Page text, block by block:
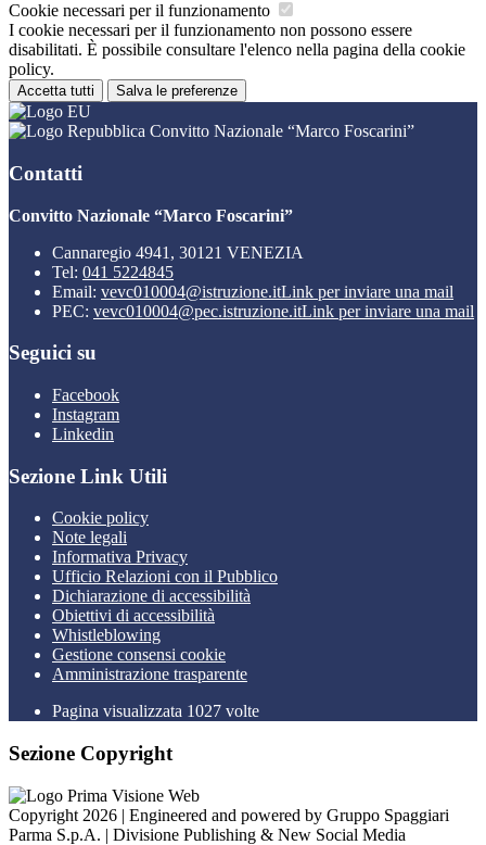
Cookie necessari per il funzionamento
I cookie necessari per il funzionamento non possono essere
disabilitati. È possibile consultare l'elenco nella pagina della cookie
policy.
Accetta tutti Salva le preferenze
Convitto Nazionale “Marco Foscarini”
Contatti
Convitto Nazionale “Marco Foscarini”
Cannaregio 4941, 30121 VENEZIA
Tel: 041 5224845
Email: vevc010004@istruzione.itLink per inviare una mail
PEC: vevc010004@pec.istruzione.itLink per inviare una mail
Seguici su
Facebook
Instagram
Linkedin
Sezione Link Utili
Cookie policy
Note legali
Informativa Privacy
Ufficio Relazioni con il Pubblico
Dichiarazione di accessibilità
Obiettivi di accessibilità
Whistleblowing
Gestione consensi cookie
Amministrazione trasparente
Pagina visualizzata 1027 volte
Sezione Copyright
Copyright 2026 | Engineered and powered by Gruppo Spaggiari
Parma S.p.A. | Divisione Publishing & New Social Media